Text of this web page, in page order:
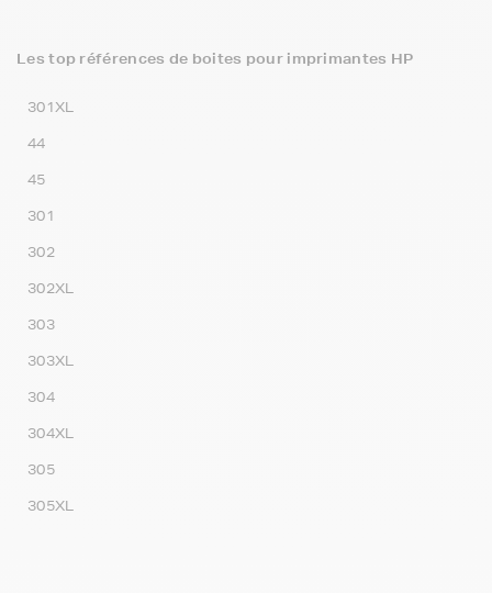
Les top références de boites pour imprimantes HP
301XL
44
45
301
302
302XL
303
303XL
304
304XL
305
305XL